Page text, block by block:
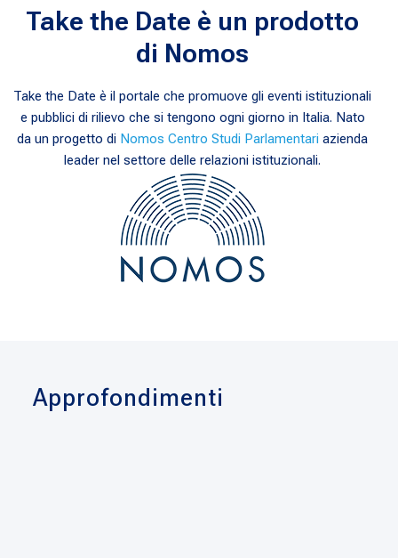
Take the Date è un prodotto
di Nomos
Take the Date è il portale che promuove gli eventi istituzionali
e pubblici di rilievo che si tengono ogni giorno in Italia. Nato
da un progetto di Nomos Centro Studi Parlamentari azienda
leader nel settore delle relazioni istituzionali.
Approfondimenti